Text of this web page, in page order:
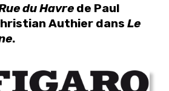
du Havre de Paul
Authier dans Le
.